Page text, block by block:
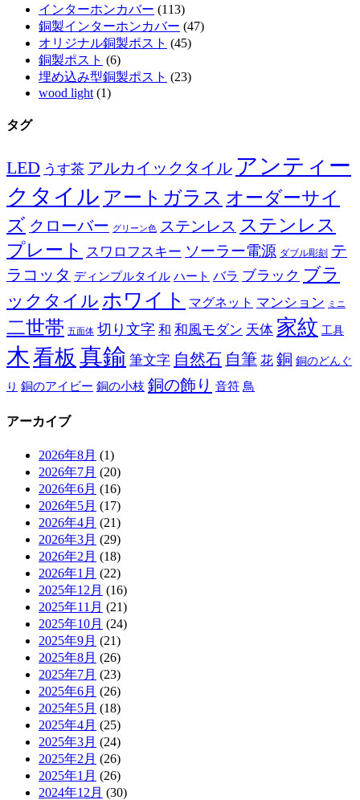
インターホンカバー (113)
銅製インターホンカバー (47)
オリジナル銅製ポスト (45)
銅製ポスト (6)
埋め込み型銅製ポスト (23)
wood light (1)
タグ
LED うす茶 アルカイックタイル アンティー
クタイル アートガラス オーダーサイ
ズ クローバー グリーン色 ステンレス ステンレス
プレート スワロフスキー ソーラー電源 ダブル彫刻 テ
ラコッタ ディンプルタイル ハート バラ ブラック ブラ
ックタイル ホワイト マグネット マンション ミニ
二世帯 五面体 切り文字 和 和風モダン 天体 家紋 工具
木看板 真鍮 筆文字 自然石 自筆 花 銅 銅のどんぐ
り 銅のアイビー 銅の小枝 銅の飾り 音符 鳥
アーカイブ
2026年8月 (1)
2026年7月 (20)
2026年6月 (16)
2026年5月 (17)
2026年4月 (21)
2026年3月 (29)
2026年2月 (18)
2026年1月 (22)
2025年12月 (16)
2025年11月 (21)
2025年10月 (24)
2025年9月 (21)
2025年8月 (26)
2025年7月 (23)
2025年6月 (26)
2025年5月 (18)
2025年4月 (25)
2025年3月 (24)
2025年2月 (26)
2025年1月 (26)
2024年12月 (30)